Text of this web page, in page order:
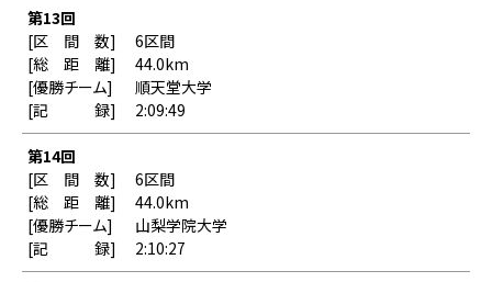
第13回
6区間
44.0km
順天堂大学
2:09:49
第14回
6区間
44.0km
山梨学院大学
2:10:27